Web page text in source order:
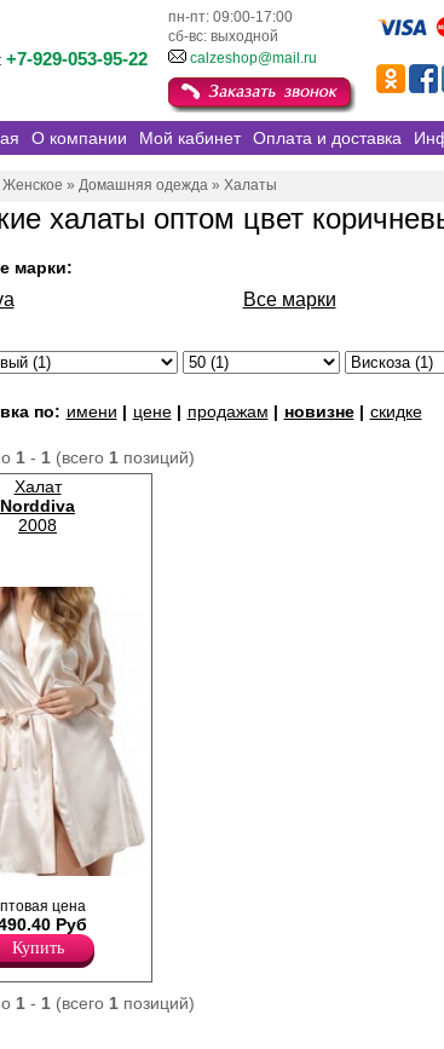
пн-пт: 09:00-17:00
сб-вс: выходной
+7-929-053-95-22 calzeshop@mail.ru
О компании Мой кабинет Оплата и доставка
Женское » Домашняя одежда» Халаты
халаты оптом цвет
марки:
Все марки
по: имени | цене| продажам | новизне| скидке
1- 1(всего 1позиций)
Халат
Norddiva
2008
с поясом, рукав
окантовка по
оформлен
цена
Руб
Купить
1- 1(всего 1позиций)